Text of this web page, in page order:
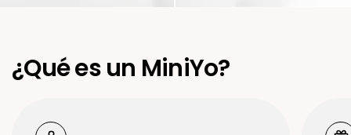
¿Qué es un MiniYo?